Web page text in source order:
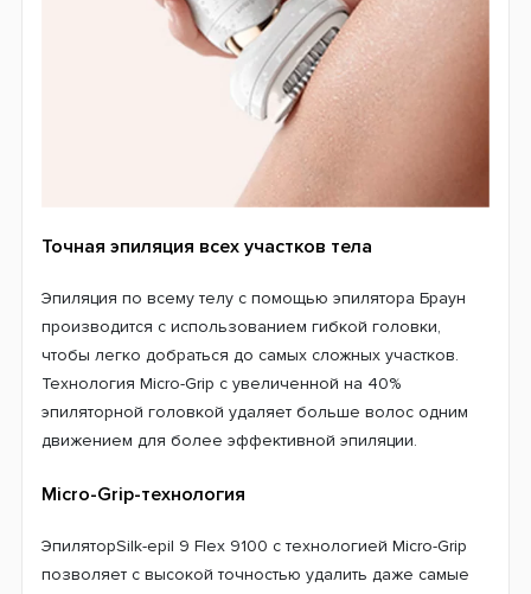
Точная эпиляция всех участков тела
Эпиляция по всему телу с помощью эпилятора Браун
производится с использованием гибкой головки,
чтобы легко добраться до самых сложных участков.
Технология Micro-Grip с увеличенной на 40%
эпиляторной головкой удаляет больше волос одним
движением для более эффективной эпиляции.
Micro-Grip-технология
ЭпиляторSilk-epil 9 Flex 9100 с технологией Micro-Grip
позволяет с высокой точностью удалить даже самые